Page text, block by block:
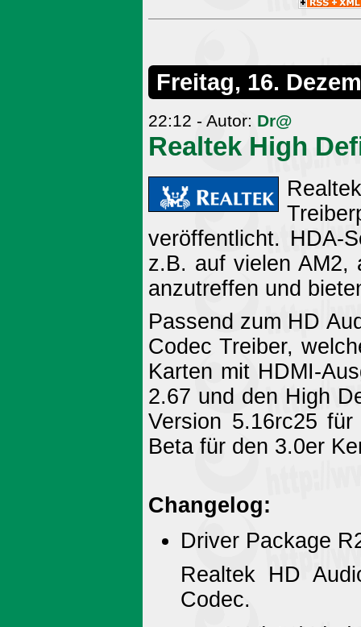
Freitag, 16.
22:12 - Autor: Dr@
Realtek High
veröffentlicht. HDA-
z.B. auf vielen AM2,
anzutreffen und
Passend zum HD
Codec Treiber,
Karten mit HDMI-
2.67 und den High
Version 5.16rc25
Beta für den 3.0er
Changelog:
Driver Package
Realtek HD
Codec.